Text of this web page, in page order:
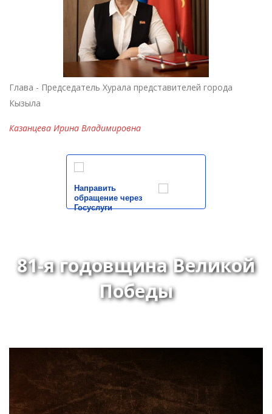
Глава - Председатель Хурала представителей города
Кызыла
Казанцева Ирина Владимировна
Направить
обращение через
Госуслуги
81-я годовщина Великой
Победы